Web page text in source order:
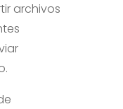
archivos